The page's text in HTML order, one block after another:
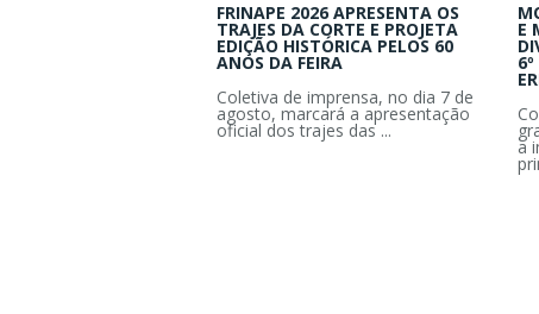
FRINAPE 2026 APRESENTA OS
TRAJES DA CORTE E PROJETA
EDIÇÃO HISTÓRICA PELOS 60
ANOS DA FEIRA
Coletiva de imprensa, no dia 7 de
agosto, marcará a apresentação
oficial dos trajes das ...
E
a